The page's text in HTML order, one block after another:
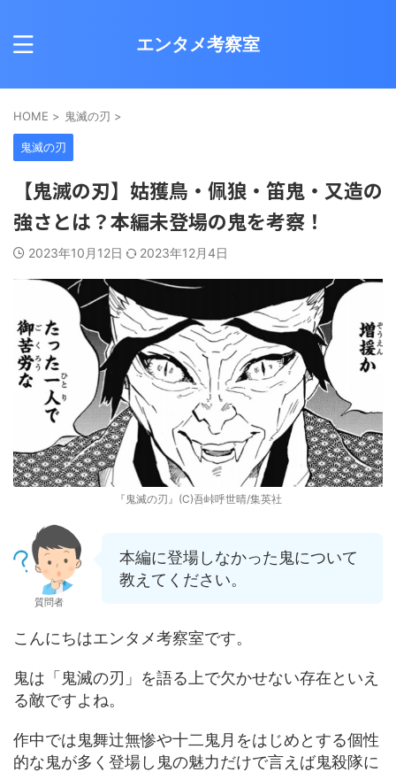
エンタメ考察室
HOME > 鬼滅の刃 >
鬼滅の刃
【鬼滅の刃】姑獲鳥・佩狼・笛鬼・又造の
強さとは？本編未登場の鬼を考察！
2023年10月12日 2023年12月4日
『鬼滅の刃』(C)吾峠呼世晴/集英社
質問者
本編に登場しなかった鬼について
教えてください。
こんにちはエンタメ考察室です。
鬼は「鬼滅の刃」を語る上で欠かせない存在といえ
る敵ですよね。
作中では鬼舞辻無惨や十二鬼月をはじめとする個性
的な鬼が多く登場し鬼の魅力だけで言えば鬼殺隊に